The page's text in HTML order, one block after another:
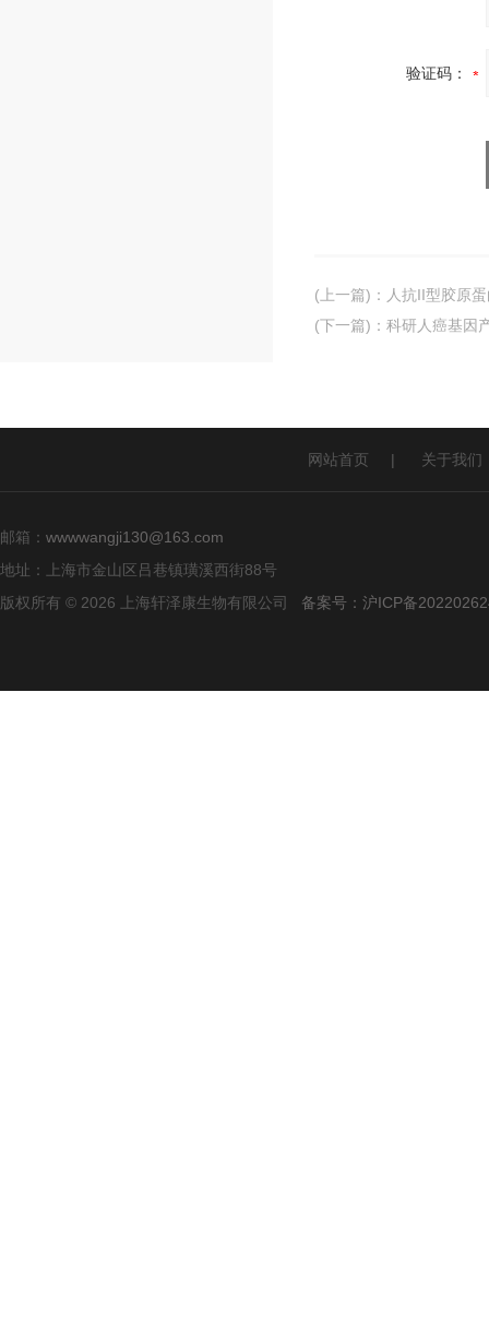
验证码：
(上一篇) ： 人抗II型胶原
(下一篇) ： 科研人癌基因
网站首页 | 关于我们
邮箱： wwwwangji130@163.com
地址：上海市金山区吕巷镇璜溪西街88号
版权所有 © 2026 上海轩泽康生物有限公司 备案号：沪ICP备